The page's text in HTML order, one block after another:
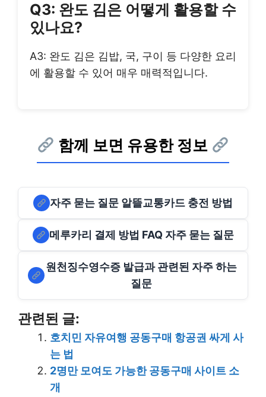
Q3: 완도 김은 어떻게 활용할 수
있나요?
A3: 완도 김은 김밥, 국, 구이 등 다양한 요리
에 활용할 수 있어 매우 매력적입니다.
함께 보면 유용한 정보
자주 묻는 질문 알뜰교통카드 충전 방법
메루카리 결제 방법 FAQ 자주 묻는 질문
원천징수영수증 발급과 관련된 자주 하는
질문
관련된 글:
호치민 자유여행 공동구매 항공권 싸게 사
는 법
2명만 모여도 가능한 공동구매 사이트 소
개